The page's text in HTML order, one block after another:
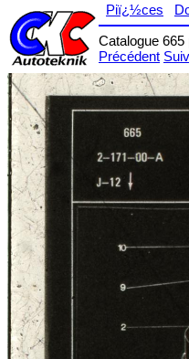
Piï¿½ces
Catalogue 665
Précédent